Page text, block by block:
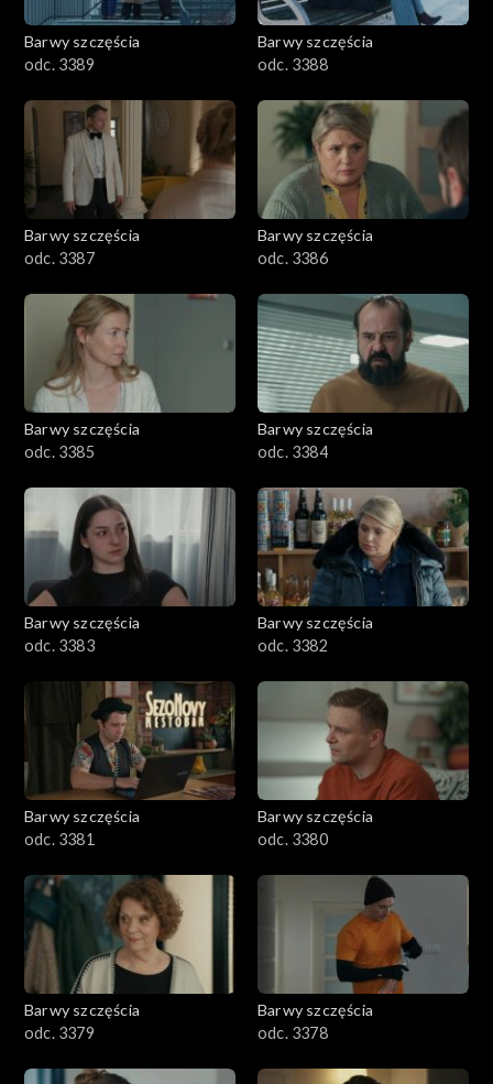
2701–2800
2501–2600
2401–2500
2301–2400
2201–2300
2101–2200
2001–2100
1801–1900
1701–1800
1601–1700
1501–1600
1401–1500
1301–1400
1101–1200
1001–1100
901–1000
801–900
Barwy szczęścia
odc. 3389
Barwy szczęścia
odc. 3388
Barwy szczęścia
odc. 3387
Barwy szczęścia
odc. 3386
Barwy szczęścia
odc. 3385
Barwy szczęścia
odc. 3384
Barwy szczęścia
odc. 3383
Barwy szczęścia
odc. 3382
Barwy szczęścia
odc. 3381
Barwy szczęścia
odc. 3380
Barwy szczęścia
odc. 3379
Barwy szczęścia
odc. 3378